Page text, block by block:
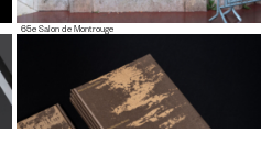
65e Salon de Montrouge